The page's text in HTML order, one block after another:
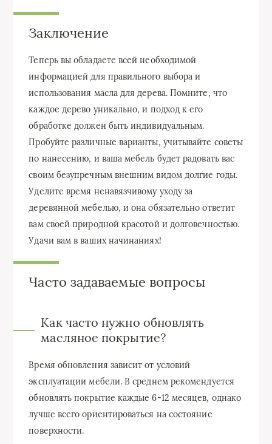
Заключение
Теперь вы обладаете всей необходимой
информацией для правильного выбора и
использования масла для дерева. Помните, что
каждое дерево уникально, и подход к его
обработке должен быть индивидуальным.
Пробуйте различные варианты, учитывайте советы
по нанесению, и ваша мебель будет радовать вас
своим безупречным внешним видом долгие годы.
Уделите время ненавязчивому уходу за
деревянной мебелью, и она обязательно ответит
вам своей природной красотой и долговечностью.
Удачи вам в ваших начинаниях!
Часто задаваемые вопросы
Как часто нужно обновлять
масляное покрытие?
Время обновления зависит от условий
эксплуатации мебели. В среднем рекомендуется
обновлять покрытие каждые 6-12 месяцев, однако
лучше всего ориентироваться на состояние
поверхности.